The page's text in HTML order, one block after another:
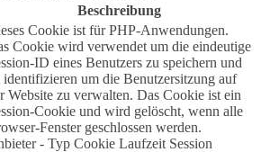
Beschreibung
Cookie ist für PHP-Anwendungen.
Cookie wird verwendet um die eindeutige
ID eines Benutzers zu speichern und
identifizieren um die Benutzersitzung auf
Website zu verwalten. Das Cookie ist ein
Cookie und wird gelöscht, wenn alle
Fenster geschlossen werden.
- Typ Cookie Laufzeit Session